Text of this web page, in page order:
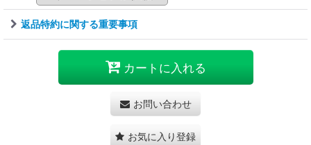
返品特約に関する重要事項
カートに入れる
お問い合わせ
お気に入り登録